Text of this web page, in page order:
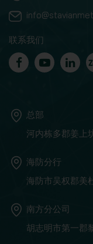
联系我们
总部
河内栋多郡姜上
海防分行
海防市吴权郡美
南方分公司
胡志明市第一郡